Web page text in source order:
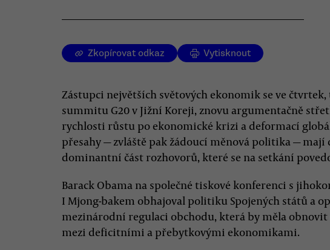
Zkopírovat odkaz Vytisknout
Zástupci největších světových ekonomik se ve čtvrtek,
summitu G20 v Jižní Koreji, znovu argumentačně
rychlosti růstu po ekonomické krizi a deformací
přesahy—zvláště pak žádoucí měnová politika—mají
dominantní část rozhovorů, které se na setkání
Barack Obama na společné tiskové konferenci s
I Mjong-bakem obhajoval politiku Spojených států a
mezinárodní regulaci obchodu, která by měla
mezi deficitními a přebytkovými ekonomikami.